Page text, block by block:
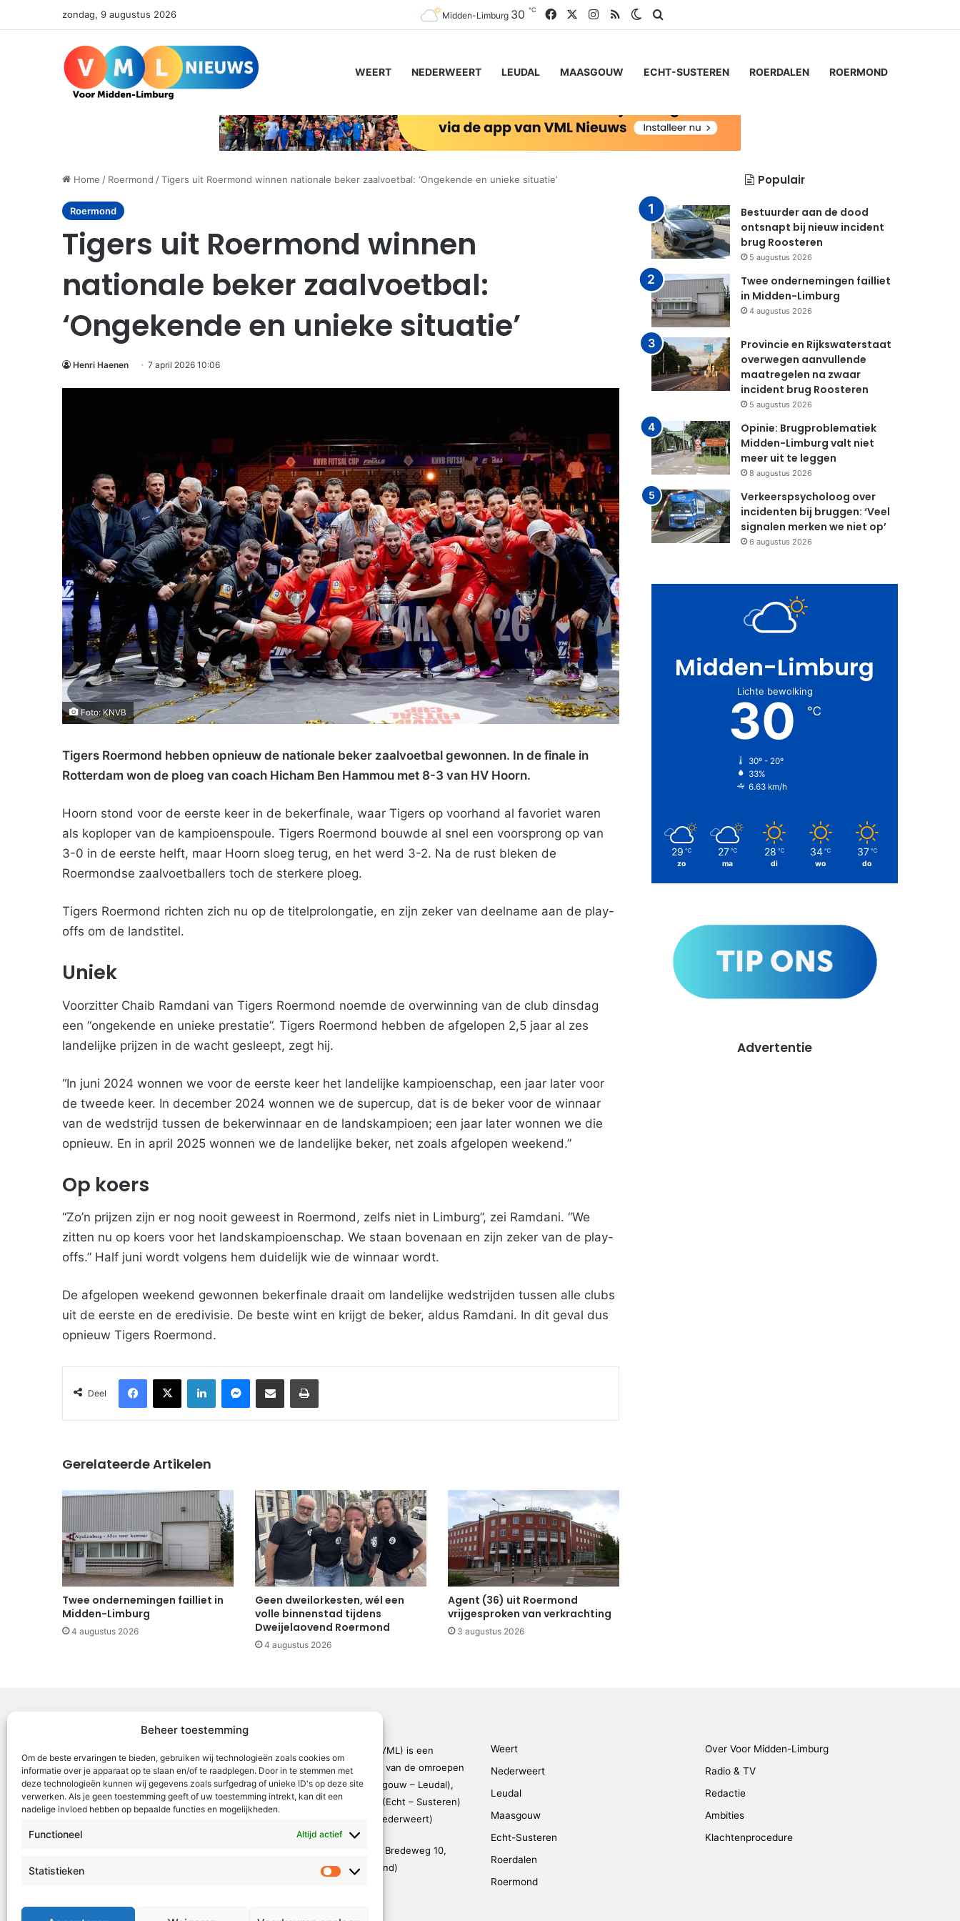
Beheer toestemming
Om de beste ervaringen te bieden, gebruiken wij technologieën zoals cookies om
informatie over je apparaat op te slaan en/of te raadplegen. Door in te stemmen met
deze technologieën kunnen wij gegevens zoals surfgedrag of unieke ID's op deze site
verwerken. Als je geen toestemming geeft of uw toestemming intrekt, kan dit een
nadelige invloed hebben op bepaalde functies en mogelijkheden.
Functioneel Altijd actief
Statistieken
Statistieken
zondag, 9 augustus 2026 Midden-Limburg 30 ℃ FacebookInstagram
RSS Switch skin
WEERT NEDERWEERT LEUDAL MAASGOUW ECHT-SUSTEREN ROERDALEN ROERMOND
Home / Roermond /Tigers uit Roermond winnen nationale beker zaalvoetbal: ‘Ongekende en unieke situatie’
Roermond
Tigers uit Roermond winnen
nationale beker zaalvoetbal:
‘Ongekende en unieke situatie’
Henri Haenen 7 april 2026 10:06
Foto: KNVB
Tigers Roermond hebben opnieuw de nationale beker zaalvoetbal gewonnen. In de finale in
Rotterdam won de ploeg van coach Hicham Ben Hammou met 8-3 van HV Hoorn.
Hoorn stond voor de eerste keer in de bekerfinale, waar Tigers op voorhand al favoriet waren
als koploper van de kampioenspoule. Tigers Roermond bouwde al snel een voorsprong op van
3-0 in de eerste helft, maar Hoorn sloeg terug, en het werd 3-2. Na de rust bleken de
Roermondse zaalvoetballers toch de sterkere ploeg.
Tigers Roermond richten zich nu op de titelprolongatie, en zijn zeker van deelname aan de play-
offs om de landstitel.
Uniek
Voorzitter Chaib Ramdani van Tigers Roermond noemde de overwinning van de club dinsdag
een “ongekende en unieke prestatie”. Tigers Roermond hebben de afgelopen 2,5 jaar al zes
landelijke prijzen in de wacht gesleept, zegt hij.
“In juni 2024 wonnen we voor de eerste keer het landelijke kampioenschap, een jaar later voor
de tweede keer. In december 2024 wonnen we de supercup, dat is de beker voor de winnaar
van de wedstrijd tussen de bekerwinnaar en de landskampioen; een jaar later wonnen we die
opnieuw. En in april 2025 wonnen we de landelijke beker, net zoals afgelopen weekend.”
Op koers
“Zo’n prijzen zijn er nog nooit geweest in Roermond, zelfs niet in Limburg”, zei Ramdani. “We
zitten nu op koers voor het landskampioenschap. We staan bovenaan en zijn zeker van de play-
offs.” Half juni wordt volgens hem duidelijk wie de winnaar wordt.
De afgelopen weekend gewonnen bekerfinale draait om landelijke wedstrijden tussen alle clubs
uit de eerste en de eredivisie. De beste wint en krijgt de beker, aldus Ramdani. In dit geval dus
opnieuw Tigers Roermond.
Deel
Facebook
X LinkedInMessenger
Deel via Email Print
Gerelateerde Artikelen
Twee ondernemingen failliet in
Midden-Limburg
4 augustus 2026
Geen dweilorkesten, wél een
volle binnenstad tijdens
Dweijelaovend Roermond
4 augustus 2026
Agent (36) uit Roermond
vrijgesproken van verkrachting
3 augustus 2026
Populair
Bestuurder aan de dood
ontsnapt bij nieuw incident
brug Roosteren
5 augustus 2026
Twee ondernemingen failliet
in Midden-Limburg
4 augustus 2026
Provincie en Rijkswaterstaat
overwegen aanvullende
maatregelen na zwaar
incident brug Roosteren
5 augustus 2026
Opinie: Brugproblematiek
Midden-Limburg valt niet
meer uit te leggen
8 augustus 2026
Verkeerspsycholoog over
incidenten bij bruggen: ‘Veel
signalen merken we niet op’
6 augustus 2026
Midden-Limburg
Lichte bewolking
30 ℃
30º - 20º
33%
6.63 km/h
29 ℃
zo
27 ℃
ma
28 ℃
di
34 ℃
wo
37 ℃
do
Advertentie
Voor Midden-Limburg (VML) is een
samenwerkingsverband van de omroepen
ML5 (Roermond – Maasgouw – Leudal),
OR6 (Roerdalen), SOL2 (Echt – Susteren)
en WeertFM (Weert – Nederweert)
VML is gevestigd op de Bredeweg 10,
Roermond (De Weerstand)
Weert
Nederweert
Leudal
Maasgouw
Echt-Susteren
Roerdalen
Roermond
Over Voor Midden-Limburg
Radio & TV
Redactie
Ambities
Klachtenprocedure